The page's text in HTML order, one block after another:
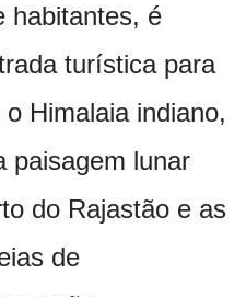
habitantes, é
turística para
Himalaia indiano,
paisagem lunar
do Rajastão e as
de